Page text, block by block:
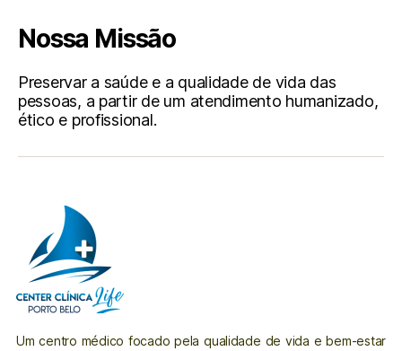
Nossa Missão
Preservar a saúde e a qualidade de vida das
pessoas, a partir de um atendimento humanizado,
ético e profissional.
Um centro médico focado pela qualidade de vida e bem-estar